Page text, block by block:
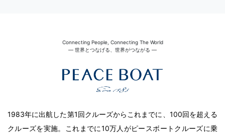
Connecting People, Connecting The World
― 世界とつなげる、世界がつながる ―
1983年に出航した第1回クルーズからこれまでに、100回を超える
クルーズを実施。これまでに10万人がピースボートクルーズに乗